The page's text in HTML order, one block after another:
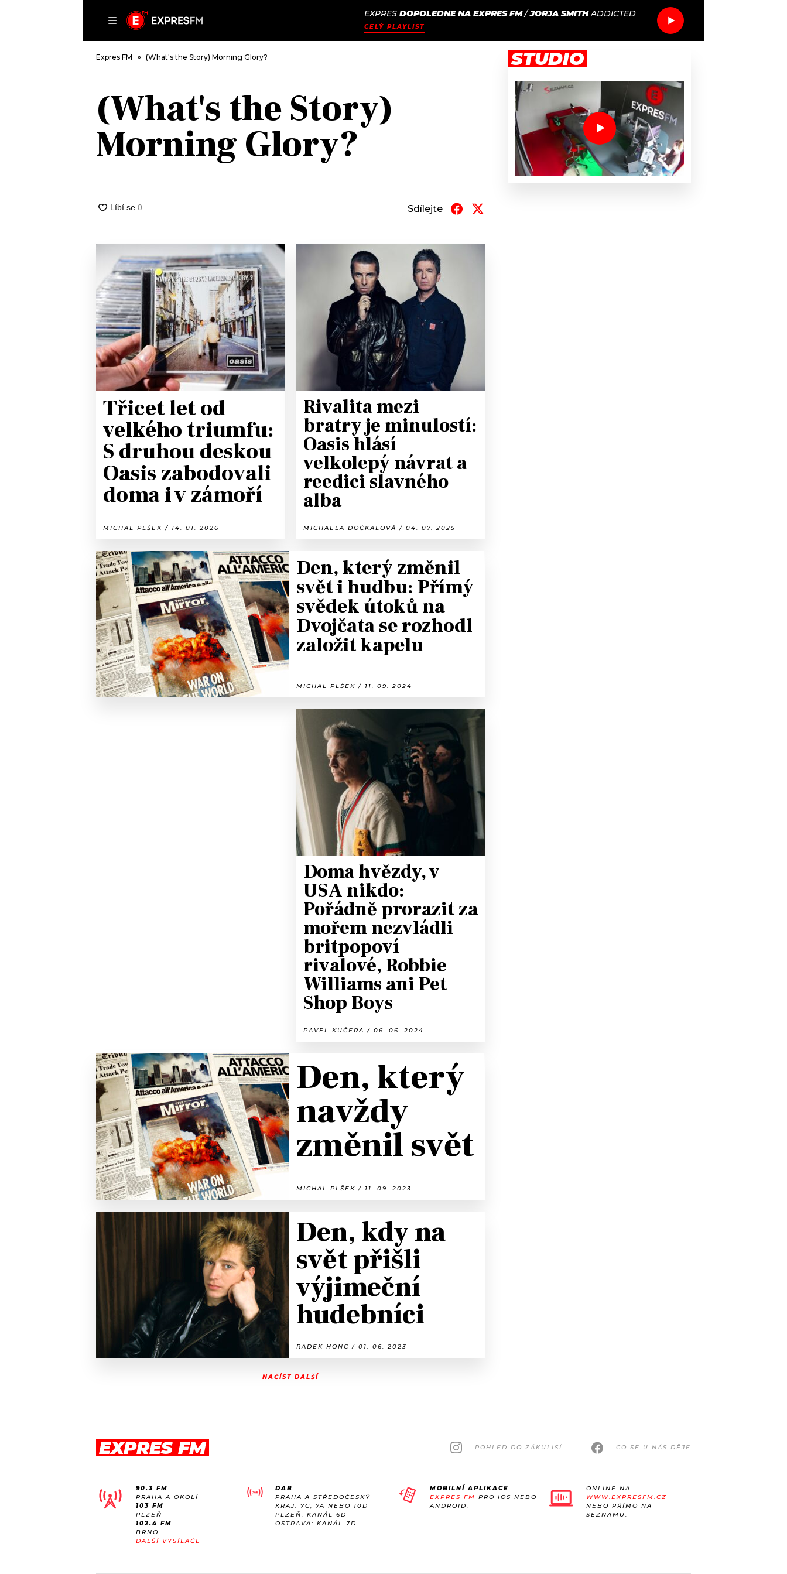
SEZNAM.CZ
EXPRES DOPOLEDNE NA EXPRES FM/JORJA SMITH ADDICTED
CELÝ PLAYLIST
DOMŮ
ČLÁNKY
AKTUÁLNĚ
#NEBUDUDOMA
VIP
PODCASTY
JAK NALADIT
RÁDIO
APLIKACE
PROGRAM
PLAYLIST
JAK NALADIT
SOUTĚŽE
Expres FM (What's the Story) Morning Glory?
(What's the Story)
Morning Glory?
Sdílejte
Třicet let od
velkého triumfu:
S druhou deskou
Oasis zabodovali
doma i v zámoří
MICHAL PLŠEK / 14. 01. 2026
Rivalita mezi
bratry je minulostí:
Oasis hlásí
velkolepý návrat a
reedici slavného
alba
MICHAELA DOČKALOVÁ / 04. 07. 2025
Den, který změnil
svět i hudbu: Přímý
svědek útoků na
Dvojčata se rozhodl
založit kapelu
MICHAL PLŠEK / 11. 09. 2024
Doma hvězdy, v
USA nikdo:
Pořádně prorazit za
mořem nezvládli
britpopoví
rivalové, Robbie
Williams ani Pet
Shop Boys
PAVEL KUČERA / 06. 06. 2024
Den, který
navždy
změnil svět
MICHAL PLŠEK / 11. 09. 2023
Den, kdy na
svět přišli
výjimeční
hudebníci
RADEK HONC / 01. 06. 2023
NAČÍST DALŠÍ
STUDIO
EXPRES FM POHLED DO ZÁKULISÍ CO SE U NÁS DĚJE
90.3 FM
PRAHA A OKOLÍ
103 FM
PLZEŇ
102.4 FM
BRNO
DALŠÍ VYSÍLAČE
DAB
PRAHA A STŘEDOČESKÝ
KRAJ: 7C, 7A NEBO 10D
PLZEŇ: KANÁL 6D
OSTRAVA: KANÁL 7D
MOBILNÍ APLIKACE
EXPRES FM PRO IOS NEBO
ANDROID.
ONLINE NA
WWW.EXPRESFM.CZ
NEBO PŘÍMO NA
SEZNAMU.